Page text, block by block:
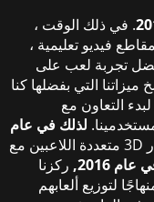
. في ذلك الوقت ،
فيديو تعليمية ،
تجربة لعب على
التي بفضلها كنا
التعاون مع
لذلك في عام
أصدرنا أول لعبة شعبية - مطلق النار 3D متعددة اللاعبين مع
عام 2016,
ركزنا
لتوزيع ألعابهم